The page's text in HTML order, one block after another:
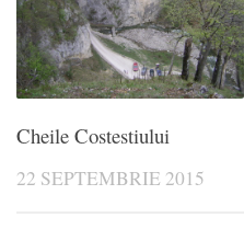
Cheile Costestiului
22 SEPTEMBRIE 2015